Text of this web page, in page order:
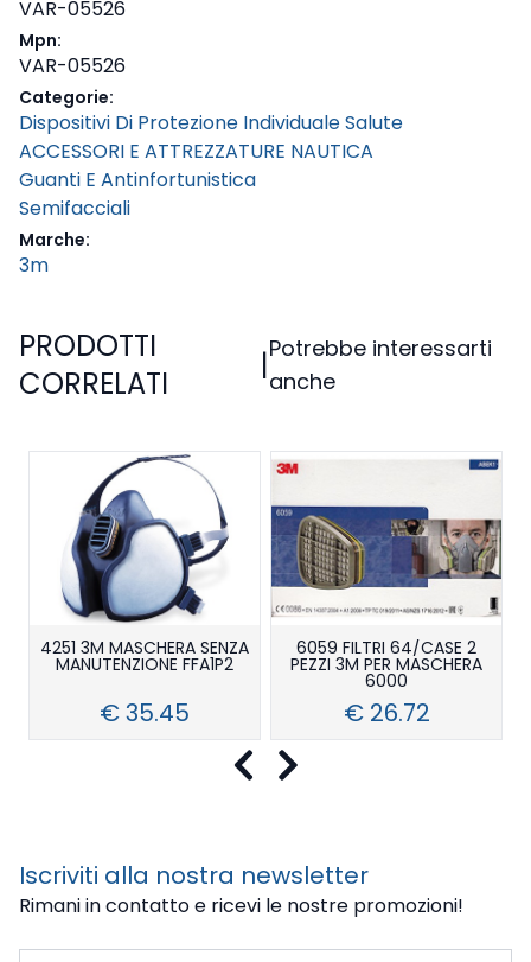
VAR-05526
Mpn:
VAR-05526
Categorie:
Dispositivi Di Protezione Individuale Salute
ACCESSORI E ATTREZZATURE NAUTICA
Guanti E Antinfortunistica
Semifacciali
Marche:
3m
PRODOTTI
CORRELATI
|Potrebbe interessarti
anche
4251 3M MASCHERA SENZA
MANUTENZIONE FFA1P2
€ 35.45
6059 FILTRI 64/CASE 2
PEZZI 3M PER MASCHERA
6000
€ 26.72
Iscriviti alla nostra newsletter
Rimani in contatto e ricevi le nostre promozioni!